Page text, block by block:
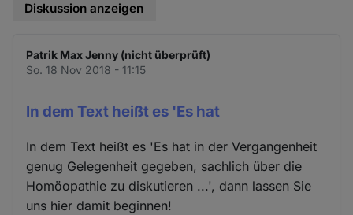
Diskussion anzeigen
Patrik Max Jenny (nicht überprüft)
So. 18 Nov 2018 - 11:15
In dem Text heißt es 'Es hat
In dem Text heißt es 'Es hat in der Vergangenheit
genug Gelegenheit gegeben, sachlich über die
Homöopathie zu diskutieren ...', dann lassen Sie
uns hier damit beginnen!